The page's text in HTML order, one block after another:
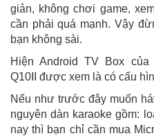
giản, không chơi game,
cần phải quá mạnh. Vậy
bạn không sài.
Hiện Android TV Box của
Q10II được xem là có cấu
Nếu như trước đây muốn
nguyên dàn karaoke gồm:
nay thì bạn chỉ cần mua